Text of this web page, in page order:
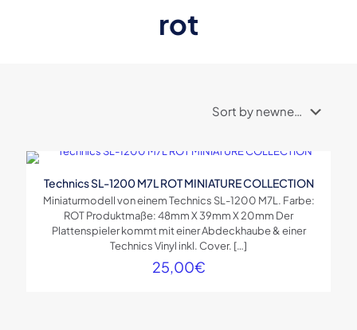
rot
Technics SL-1200 M7L ROT MINIATURE COLLECTION
Miniaturmodell von einem Technics SL-1200 M7L. Farbe:
ROT Produktmaße: 48mm X 39mm X 20mm Der
Plattenspieler kommt mit einer Abdeckhaube & einer
Technics Vinyl inkl. Cover. […]
25,00€